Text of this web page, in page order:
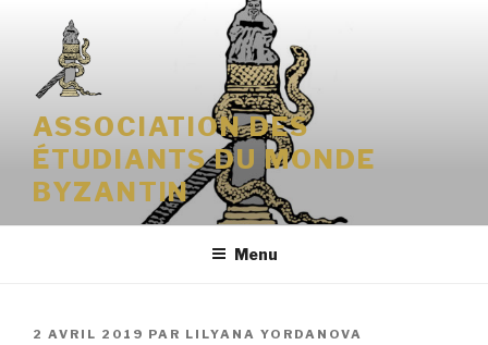
contenu
principal
ASSOCIATION DES
ÉTUDIANTS DU MONDE
BYZANTIN
Menu
PUBLIÉ
2 AVRIL 2019 PAR LILYANA YORDANOVA